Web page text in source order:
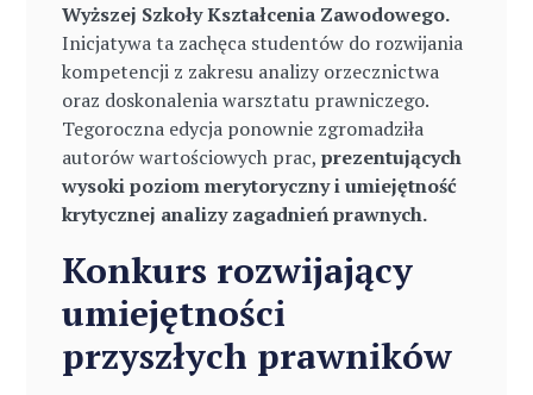
Wyższej Szkoły Kształcenia Zawodowego.
Inicjatywa ta zachęca studentów do rozwijania
kompetencji z zakresu analizy orzecznictwa
oraz doskonalenia warsztatu prawniczego.
Tegoroczna edycja ponownie zgromadziła
autorów wartościowych prac,prezentujących
wysoki poziom merytoryczny i umiejętność
krytycznej analizy zagadnień prawnych.
Konkurs rozwijający
umiejętności
przyszłych prawników